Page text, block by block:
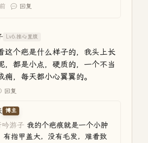
回复
Lv6.推心置腹
这个疤是什么样子的，我头上长
，都是小点，硬质的，一个不当
痈，每天都小心翼翼的。
回复
博主
吟游子 我的个疤痕就是一个小肿
有指甲盖大，没有毛发，难看致